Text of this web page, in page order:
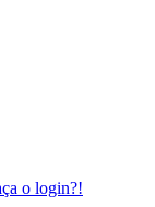
o login?!